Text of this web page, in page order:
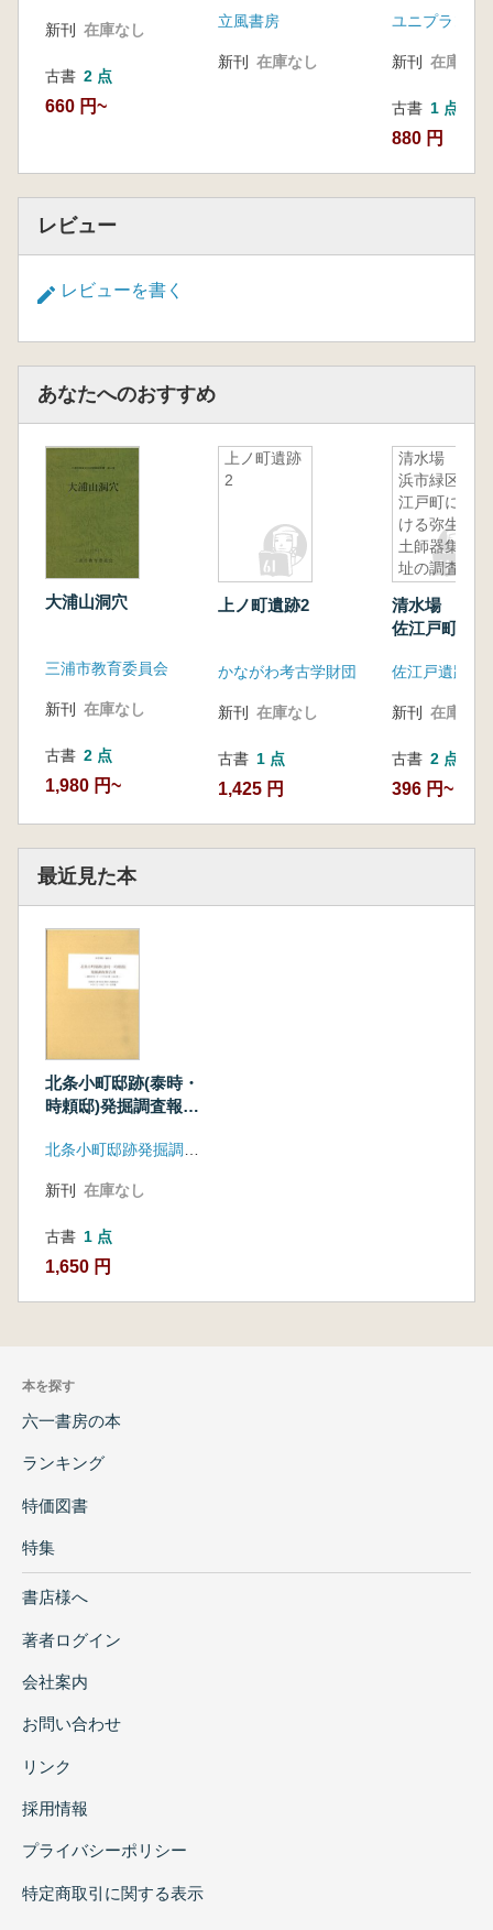
新刊 在庫なし
古書 2 点
660 円~
立風書房
新刊 在庫なし
ユニプラン
新刊 在庫なし
古書 1 点
880 円
レビュー
レビューを書く
あなたへのおすすめ
大浦山洞穴
三浦市教育委員会
新刊 在庫なし
古書 2 点
1,980 円~
上ノ町遺跡
2
上ノ町遺跡2
かながわ考古学財団
新刊 在庫なし
古書 1 点
1,425 円
清水場 横
浜市緑区佐
江戸町にお
ける弥生・
土師器集落
址の調査
清水場 横浜
佐江戸町に
調査(上)
佐江戸遺跡調
新刊 在庫なし
古書 2 点
396 円~
最近見た本
北条小町邸跡(泰時・
時頼邸)発掘調査報告
新刊 在庫なし
古書 1 点
1,650 円
本を探す
六一書房の本
ランキング
特価図書
特集
書店様へ
著者ログイン
会社案内
お問い合わせ
リンク
採用情報
プライバシーポリシー
特定商取引に関する表示